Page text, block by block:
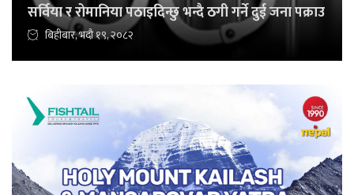
सर्विया र रोमानिया पठाइदिन्छु भन्दै ठगी गर्ने दुई जना पक्राउ
बिहीबार, भदौ १९, २०८२